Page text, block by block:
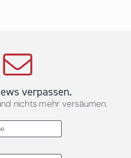
verpassen.
nichts mehr versäumen.